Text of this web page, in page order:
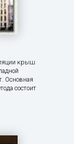
крыш
Основная
состоит